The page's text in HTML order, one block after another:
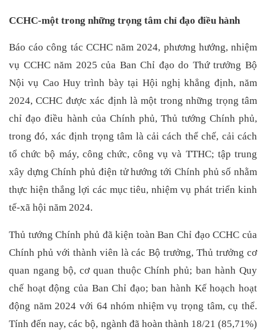
CCHC-một trong những trọng tâm chỉ đạo điều hành
Báo cáo công tác CCHC năm 2024, phương hướng, nhiệm
vụ CCHC năm 2025 của Ban Chỉ đạo do Thứ trưởng Bộ
Nội vụ Cao Huy trình bày tại Hội nghị khẳng định, năm
2024, CCHC được xác định là một trong những trọng tâm
chỉ đạo điều hành của Chính phủ, Thủ tướng Chính phủ,
trong đó, xác định trọng tâm là cải cách thể chế, cải cách
tổ chức bộ máy, công chức, công vụ và TTHC; tập trung
xây dựng Chính phủ điện tử hướng tới Chính phủ số nhằm
thực hiện thắng lợi các mục tiêu, nhiệm vụ phát triển kinh
tế-xã hội năm 2024.
Thủ tướng Chính phủ đã kiện toàn Ban Chỉ đạo CCHC của
Chính phủ với thành viên là các Bộ trưởng, Thủ trưởng cơ
quan ngang bộ, cơ quan thuộc Chính phủ; ban hành Quy
chế hoạt động của Ban Chỉ đạo; ban hành Kế hoạch hoạt
động năm 2024 với 64 nhóm nhiệm vụ trọng tâm, cụ thể.
Tính đến nay, các bộ, ngành đã hoàn thành 18/21 (85,71%)